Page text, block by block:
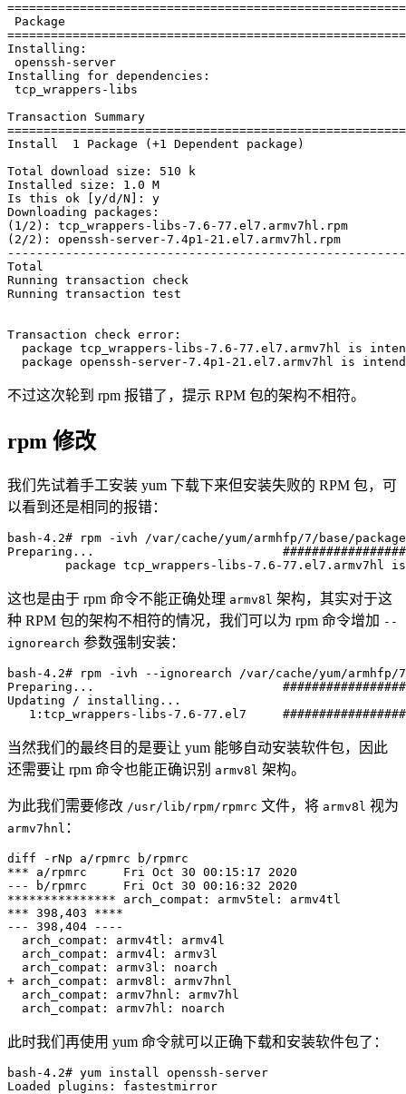
Package
Installing:
openssh-server
Installing for dependencies:
tcp_wrappers-libs
Transaction Summary
Install  1 Package (+1 Dependent package)
Total download size: 510 k
Installed size: 1.0 M
Is this ok [y/d/N]: y
Downloading packages:
(1/2): tcp_wrappers-libs-7.6-
(2/2): openssh-server-7.4p1-
Total
Running transaction check
Running transaction test
Transaction check error:
package tcp_wrappers-libs-7.6-77.el7.armv7hl is
不过这次轮到 rpm 报错了，提示 RPM 包的架构不相符。
rpm 修改
我们先试着手工安装 yum 下载下来但安装失败的 RPM 包，可
以看到还是相同的报错：
bash-4.2# rpm -ivh /var/cache/yum/armhfp/7/base/
Preparing...
这也是由于 rpm 命令不能正确处理 armv8l 架构，其实对于这
种 RPM 包的架构不相符的情况，我们可以为 rpm 命令增加 --
ignorearch 参数强制安装：
bash-4.2# rpm -ivh --ignorearch /var/cache/yum/
Preparing...
Updating / installing...
当然我们的最终目的是要让 yum 能够自动安装软件包，因此
还需要让 rpm 命令也能正确识别 armv8l 架构。
为此我们需要修改 /usr/lib/rpm/rpmrc 文件，将 armv8l 视为
armv7hnl ：
diff -rNp a/rpmrc b/rpmrc
*** a/rpmrc     Fri Oct 30 00:15:17 2020
--- b/rpmrc     Fri Oct 30 00:16:32 2020
*************** arch_compat: armv5tel: armv4tl
*** 398,403 ****
--- 398,404 ----
  arch_compat: armv4tl: armv4l
  arch_compat: armv4l: armv3l
  arch_compat: armv3l: noarch
+ arch_compat: armv8l: armv7hnl
  arch_compat: armv7hnl: armv7hl
此时我们再使用 yum 命令就可以正确下载和安装软件包了：
bash-4.2# yum install openssh-server
Loaded plugins: fastestmirror